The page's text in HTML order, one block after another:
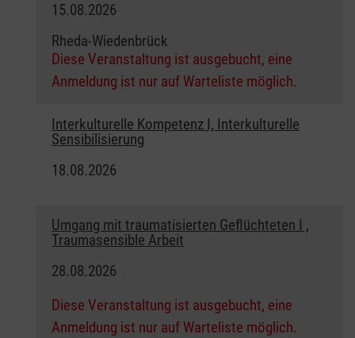
15.08.2026
Rheda-Wiedenbrück
Diese Veranstaltung ist ausgebucht, eine
Anmeldung ist nur auf Warteliste möglich.
Interkulturelle Kompetenz I, Interkulturelle
Sensibilisierung
18.08.2026
Umgang mit traumatisierten Geflüchteten I ,
Traumasensible Arbeit
28.08.2026
Diese Veranstaltung ist ausgebucht, eine
Anmeldung ist nur auf Warteliste möglich.